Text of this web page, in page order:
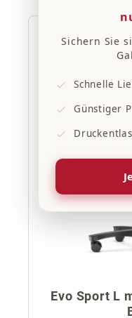
Sichern Sie
Schnelle
Günstiger
20% Rabatt
Evo Sport L